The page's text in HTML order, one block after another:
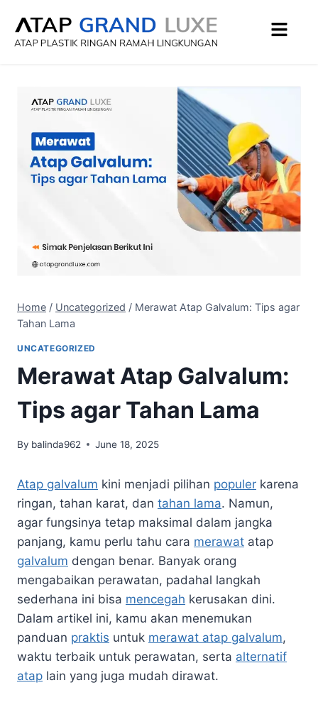
Home / Uncategorized / Merawat Atap Galvalum: Tips agar
Tahan Lama
UNCATEGORIZED
Merawat Atap Galvalum:
Tips agar Tahan Lama
By balinda962 June 18, 2025
Atap galvalum kini menjadi pilihan populer karena
ringan, tahan karat, dan tahan lama. Namun,
agar fungsinya tetap maksimal dalam jangka
panjang, kamu perlu tahu cara merawat atap
galvalum dengan benar. Banyak orang
mengabaikan perawatan, padahal langkah
sederhana ini bisa mencegah kerusakan dini.
Dalam artikel ini, kamu akan menemukan
panduan praktis untuk merawat atap galvalum,
waktu terbaik untuk perawatan, serta alternatif
atap lain yang juga mudah dirawat.